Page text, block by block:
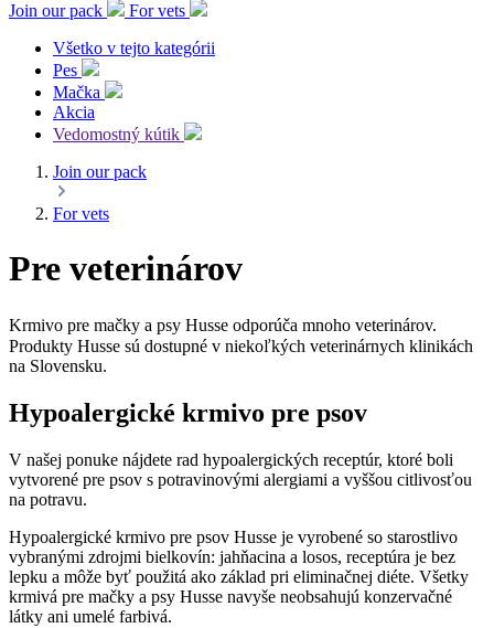
Join our pack
For vets
Všetko v tejto kategórii
Pes
Mačka
Akcia
Vedomostný kútik
Join our pack
For vets
Pre veterinárov
Krmivo pre mačky a psy Husse odporúča mnoho veterinárov.
Produkty Husse sú dostupné v niekoľkých veterinárnych klinikách
na Slovensku.
Hypoalergické krmivo pre psov
V našej ponuke nájdete rad hypoalergických receptúr, ktoré boli
vytvorené pre psov s potravinovými alergiami a vyššou citlivosťou
na potravu.
Hypoalergické krmivo pre psov Husse je vyrobené so starostlivo
vybranými zdrojmi bielkovín: jahňacina a losos, receptúra je bez
lepku a môže byť použitá ako základ pri eliminačnej diéte. Všetky
krmivá pre mačky a psy Husse navyše neobsahujú konzervačné
látky ani umelé farbivá.